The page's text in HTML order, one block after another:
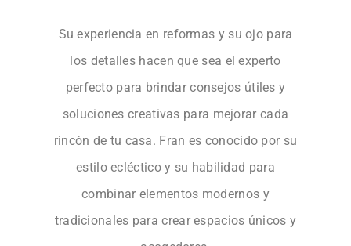
Su experiencia en reformas y su ojo para
los detalles hacen que sea el experto
perfecto para brindar consejos útiles y
soluciones creativas para mejorar cada
rincón de tu casa. Fran es conocido por su
estilo ecléctico y su habilidad para
combinar elementos modernos y
tradicionales para crear espacios únicos y